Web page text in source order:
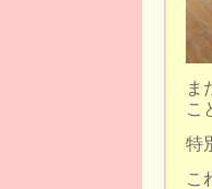
ま
こ
特
こ